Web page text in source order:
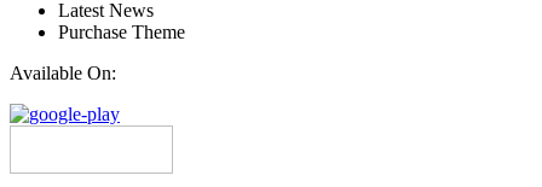
Latest News
Purchase Theme
Available On: